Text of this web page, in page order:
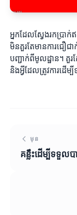
អ្នកដែលស្វែងរកប្រាក់
មិនគួរតែមានការជឿជា
បញ្ជាក់ពីមូលដ្ឋាន។ គួ
និងអ្វីដែលត្រូវការដើម្
មុន
គន្លឹះដើម្បីទទួលប